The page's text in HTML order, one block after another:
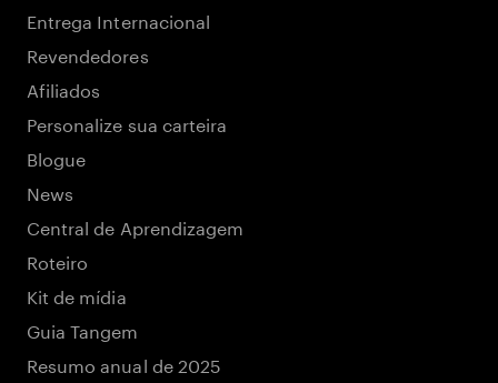
Entrega Internacional
Revendedores
Afiliados
Personalize sua carteira
Blogue
News
Central de Aprendizagem
Roteiro
Kit de mídia
Guia Tangem
Resumo anual de 2025